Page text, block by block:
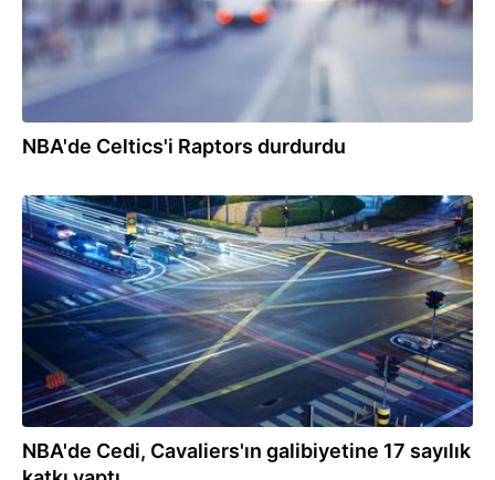
NBA'de Celtics'i Raptors durdurdu
07.03.2022
NBA'de Cedi, Cavaliers'ın galibiyetine 17 sayılık